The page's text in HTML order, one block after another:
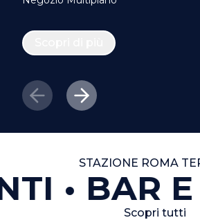
STAZIONE ROMA
BAR E
Scopri tutti